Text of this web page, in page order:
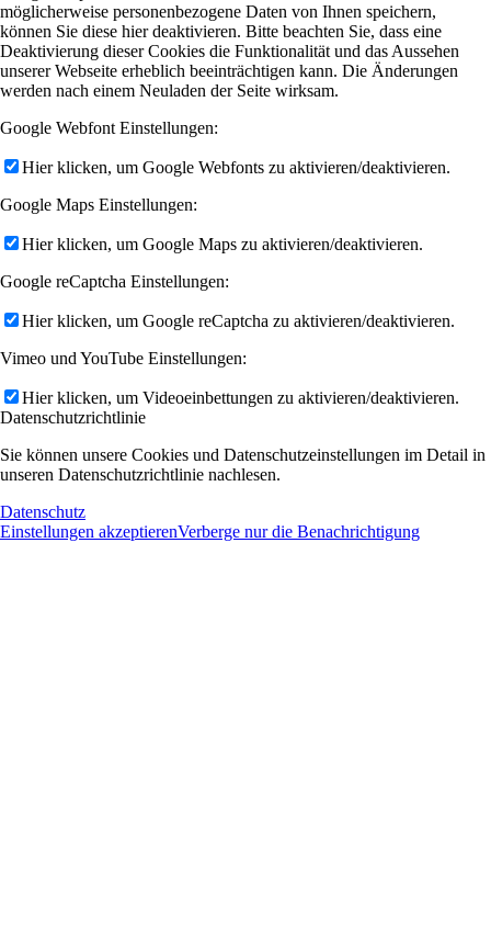
möglicherweise personenbezogene Daten von Ihnen speichern,
können Sie diese hier deaktivieren. Bitte beachten Sie, dass eine
Deaktivierung dieser Cookies die Funktionalität und das Aussehen
unserer Webseite erheblich beeinträchtigen kann. Die Änderungen
werden nach einem Neuladen der Seite wirksam.
Google Webfont Einstellungen:
Hier klicken, um Google Webfonts zu aktivieren/deaktivieren.
Google Maps Einstellungen:
Hier klicken, um Google Maps zu aktivieren/deaktivieren.
Google reCaptcha Einstellungen:
Hier klicken, um Google reCaptcha zu aktivieren/deaktivieren.
Vimeo und YouTube Einstellungen:
Hier klicken, um Videoeinbettungen zu aktivieren/deaktivieren.
Datenschutzrichtlinie
Sie können unsere Cookies und Datenschutzeinstellungen im Detail in
unseren Datenschutzrichtlinie nachlesen.
Datenschutz
Einstellungen akzeptierenVerberge nur die Benachrichtigung